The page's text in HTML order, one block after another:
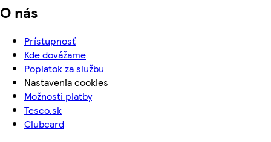
O nás
Prístupnosť
Kde dovážame
Poplatok za službu
Nastavenia cookies
Možnosti platby
Tesco.sk
Clubcard